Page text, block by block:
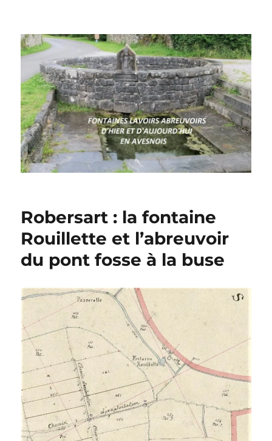
Robersart : la fontaine
Rouillette et l’abreuvoir
du pont fosse à la buse